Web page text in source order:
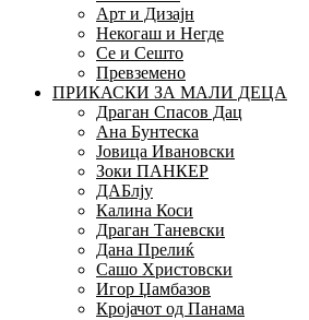
Арт и Дизајн
Некогаш и Негде
Се и Сешто
Превземено
ПРИКАСКИ ЗА МАЛИ ДЕЦА
Драган Спасов Дац
Ана Бунтеска
Јовица Ивановски
Зоки ПАНКЕР
ДАБлју
Калина Коси
Драган Таневски
Дана Прелиќ
Сашо Христовски
Игор Џамбазов
Кројачот од Панама